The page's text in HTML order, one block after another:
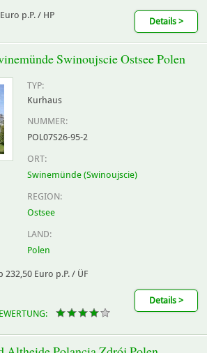
p.P. / HP
Details >
Swinoujscie Ostsee Polen
TYP:
Kurhaus
NUMMER:
POL07S26-95-2
ORT:
Swinemünde (Swinoujscie)
REGION:
Ostsee
LAND:
Polen
Euro p.P. / ÜF
Details >